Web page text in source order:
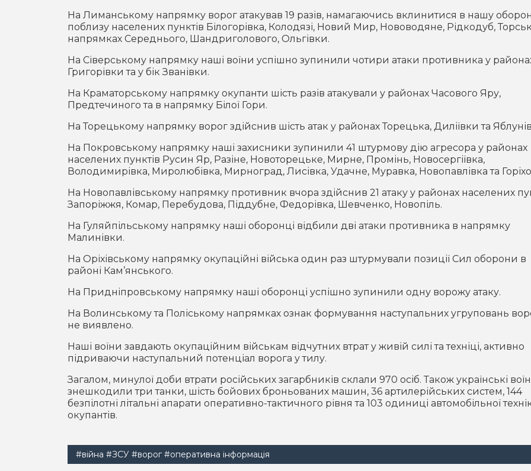
На Лиманському напрямку ворог атакував 19 разів, намагаючись вклинитися в нашу
поблизу населених пунктів Білогорівка, Колодязі, Новий Мир, Нововодяне, Рідкодуб,
напрямках Середнього, Шандриголового, Ольгівки.
На Сіверському напрямку наші воїни успішно зупинили чотири атаки противника у
Григорівки та у бік Званівки.
На Краматорському напрямку окупанти шість разів атакували у районах Часового Яру,
Предтечиного та в напрямку Білої Гори.
На Торецькому напрямку ворог здійснив шість атак у районах Торецька, Диліївки та
На Покровському напрямку наші захисники зупинили 41 штурмову дію агресора у районах
населених пунктів Русин Яр, Разіне, Новоторецьке, Мирне, Промінь, Новосергіївка,
Володимирівка, Миролюбівка, Мирноград, Лисівка, Удачне, Муравка, Новопавлівка та
На Новопавлівському напрямку противник вчора здійснив 21 атаку у районах населених
Запоріжжя, Комар, Перебудова, Піддубне, Федорівка, Шевченко, Новопіль.
На Гуляйпільському напрямку наші оборонці відбили дві атаки противника в напрямку
Малинівки.
На Оріхівському напрямку окупаційні війська один раз штурмували позиції Сил оборони в
районі Кам’янського.
На Придніпровському напрямку наші оборонці успішно зупинили одну ворожу атаку.
На Волинському та Поліському напрямках ознак формування наступальних угруповань
не виявлено.
Наші воїни завдають окупаційним військам відчутних втрат у живій силі та техніці, активно
підриваючи наступальний потенціал ворога у тилу.
Загалом, минулої доби втрати російських загарбників склали 970 осіб. Також українські
знешкодили три танки, шість бойових броньованих машин, 36 артилерійських систем, 144
безпілотні літальні апарати оперативно-тактичного рівня та 103 одиниці автомобільної
окупантів.
#війна #ЗСУ #ворог #оперативна інформація